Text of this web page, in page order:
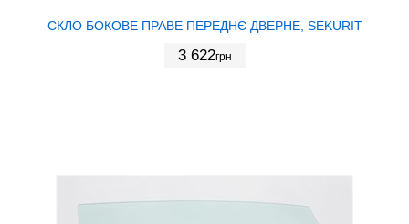
СКЛО БОКОВЕ ПРАВЕ ПЕРЕДНЄ ДВЕРНЕ, SEKURIT
3 622грн